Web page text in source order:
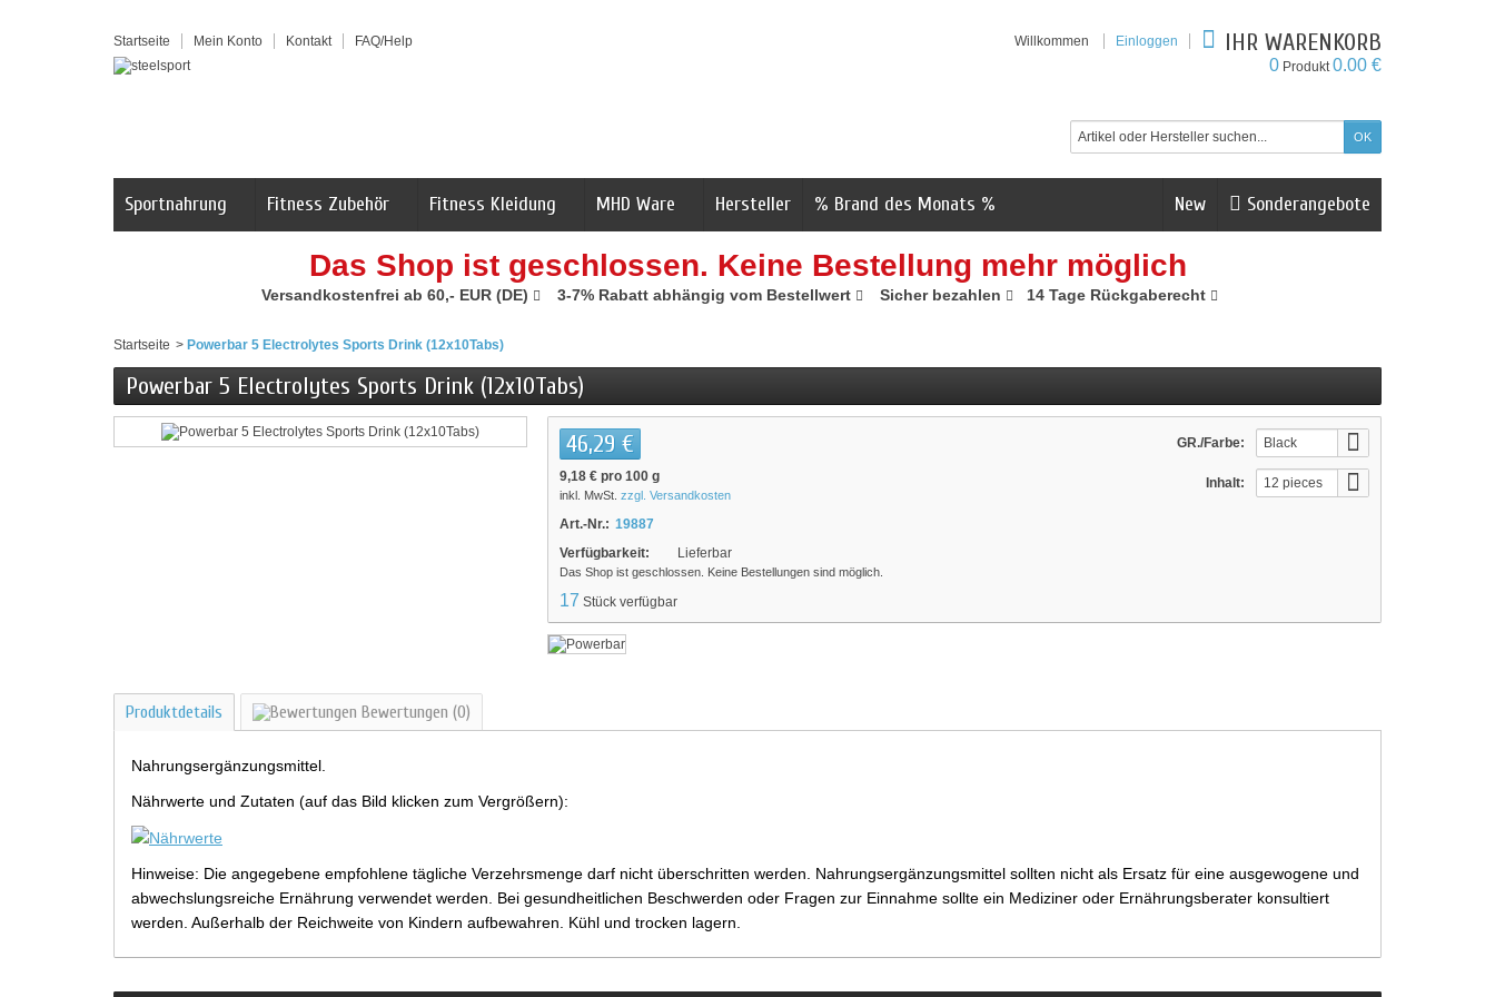
Startseite Mein Konto Kontakt FAQ/Help Willkommen Einloggen IHR WARENKORB
0 Produkt0.00 €
Sonderangebote
New
Sportnahrung Fitness Zubehör Fitness Kleidung MHD Ware Hersteller % Brand des Monats %
Das Shop ist geschlossen. Keine Bestellung mehr möglich
Versandkostenfrei ab 60,- EUR (DE) 3-7% Rabatt abhängig vom Bestellwert Sicher bezahlen 14 Tage Rückgaberecht
Startseite > Powerbar 5 Electrolytes Sports Drink (12x10Tabs)
Powerbar 5 Electrolytes Sports Drink (12x10Tabs)
GR./Farbe:
Black
Currant
Inhalt:
12 pieces
46,29 €
9,18 € pro 100 g
inkl. MwSt. zzgl. Versandkosten
Art.-Nr.: 19887
Verfügbarkeit:
Lieferbar
Das Shop ist geschlossen. Keine Bestellungen sind möglich.
17 Stück verfügbar
Produktdetails Bewertungen (0)
Nahrungsergänzungsmittel.
Nährwerte und Zutaten (auf das Bild klicken zum Vergrößern):
Hinweise: Die angegebene empfohlene tägliche Verzehrsmenge darf nicht überschritten werden. Nahrungsergänzungsmittel sollten nicht als Ersatz für eine ausgewogene und
abwechslungsreiche Ernährung verwendet werden. Bei gesundheitlichen Beschwerden oder Fragen zur Einnahme sollte ein Mediziner oder Ernährungsberater konsultiert
werden. Außerhalb der Reichweite von Kindern aufbewahren. Kühl und trocken lagern.